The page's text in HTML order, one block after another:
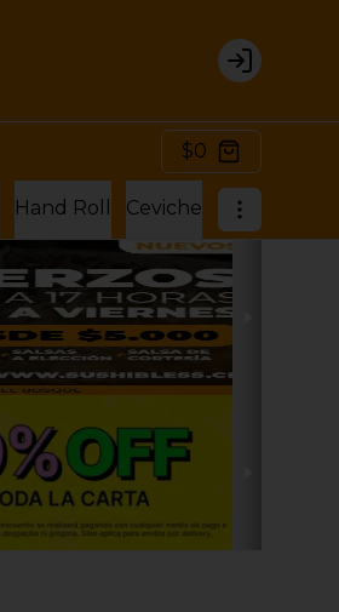
Login
$0
Hand Roll Ceviche Hosomaki